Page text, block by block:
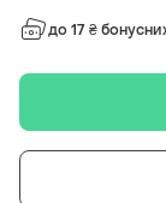
до 17 ₴